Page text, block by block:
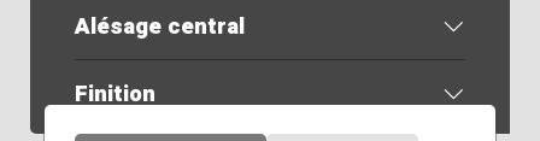
Alésage central
Finition